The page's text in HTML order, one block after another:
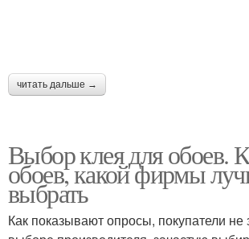
читать дальше →
Выбор клея для обоев.
обоев, какой фирмы
выбрать
Как показывают опросы, покупатели